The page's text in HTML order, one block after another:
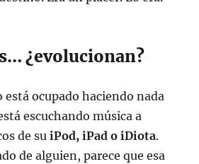
¿evolucionan?
ocupado haciendo nada
escuchando música a
de suiPod, iPad o iDiota.
de alguien, parece que esa